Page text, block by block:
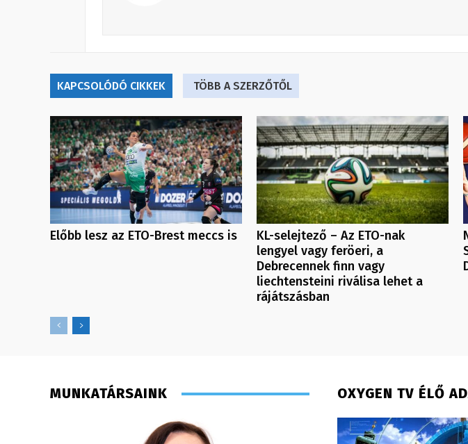
KAPCSOLÓDÓ CIKKEK TÖBB A SZERZŐTŐL
Előbb lesz az ETO-Brest meccs is
KL-selejtező – Az ETO-nak
lengyel vagy feröeri, a
Debrecennek finn vagy
liechtensteini riválisa lehet a
rájátszásban
MUNKATÁRSAINK OXYGEN TV ÉLŐ